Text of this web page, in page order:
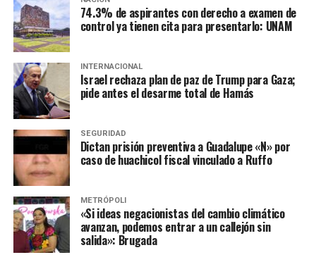
directos no solo a la oposición sino a periodistas,
empresarios y miembros de la sociedad civil.
NOTAS RELACIONADAS: COAHUILA
DÓNDE VER CONFERENCIAS DE AMLO
ELECCIONES 2021
ELECCIONES EN MÉXICO
GABRIEL QUADRI
GOBIERNO DE MÉXICO
MÉXICO
NOTICIAS
El TEPJF confirma elecciones en Coahuila e Hidalgo el
próximo 18 octubre
Tribunal da entrada a impugnación contra
nombramiento de la presidenta de la CNDH
74.3% de aspirantes con derecho a examen de
control ya tienen cita para presentarlo: UNAM
INTERNACIONAL
Israel rechaza plan de paz de Trump para Gaza;
pide antes el desarme total de Hamás
SEGURIDAD
Dictan prisión preventiva a Guadalupe «N» por
caso de huachicol fiscal vinculado a Ruffo
METRÓPOLI
«Si ideas negacionistas del cambio climático
avanzan, podemos entrar a un callejón sin
salida»: Brugada